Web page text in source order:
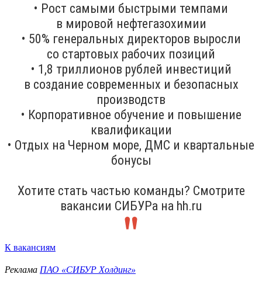
• Рост самыми быстрыми темпами
в мировой нефтегазохимии
• 50% генеральных директоров выросли
со стартовых рабочих позиций
• 1,8 триллионов рублей инвестиций
в создание современных и безопасных
производств
• Корпоративное обучение и повышение
квалификации
• Отдых на Черном море, ДМС и квартальные
бонусы
Хотите стать частью команды? Смотрите
вакансии СИБУРа на hh.ru
К вакансиям
Реклама ПАО «СИБУР Холдинг»